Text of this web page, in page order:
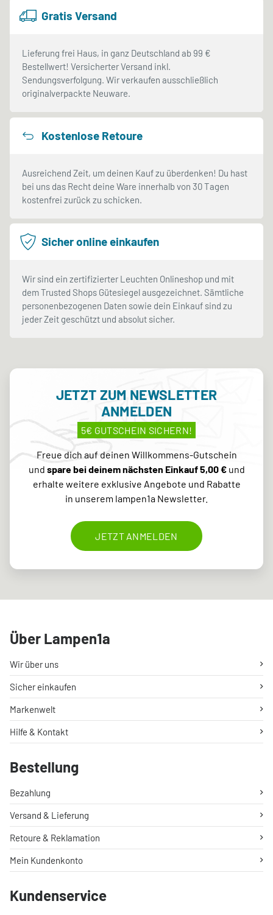
Gratis Versand
Lieferung frei Haus, in ganz Deutschland ab 99 €
Bestellwert! Versicherter Versand inkl.
Sendungsverfolgung. Wir verkaufen ausschließlich
originalverpackte Neuware.
Kostenlose Retoure
Ausreichend Zeit, um deinen Kauf zu überdenken! Du hast
bei uns das Recht deine Ware innerhalb von 30 Tagen
kostenfrei zurück zu schicken.
Sicher online einkaufen
Wir sind ein zertifizierter Leuchten Onlineshop und mit
dem Trusted Shops Gütesiegel ausgezeichnet. Sämtliche
personenbezogenen Daten sowie dein Einkauf sind zu
jeder Zeit geschützt und absolut sicher.
JETZT ZUM NEWSLETTER
ANMELDEN
5€ GUTSCHEIN SICHERN!
Freue dich auf deinen Willkommens-Gutschein
und spare bei deinem nächsten Einkauf 5,00 €und
erhalte weitere exklusive Angebote und Rabatte
in unserem lampen1a Newsletter.
JETZT ANMELDEN
Über Lampen1a
Wir über uns
Sicher einkaufen
Markenwelt
Hilfe & Kontakt
Bestellung
Bezahlung
Versand & Lieferung
Retoure & Reklamation
Mein Kundenkonto
Kundenservice